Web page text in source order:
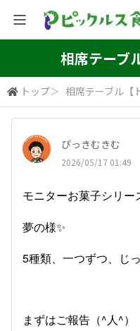
全体検索相席テーブ
トップ＞ 相席テーブル【
ぴっきむきむ
2026/05/17 01:49
夢の様✨
5種類、一つずつ、じ
まずはご報告（^人^）